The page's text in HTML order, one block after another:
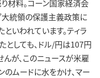
材料。コーン国家経済会
大統領の保護主義政策に
いわれています。ティラ
しても、ドル/円は107円
が、このニュースが米雇
ムードに水をかけ、マー